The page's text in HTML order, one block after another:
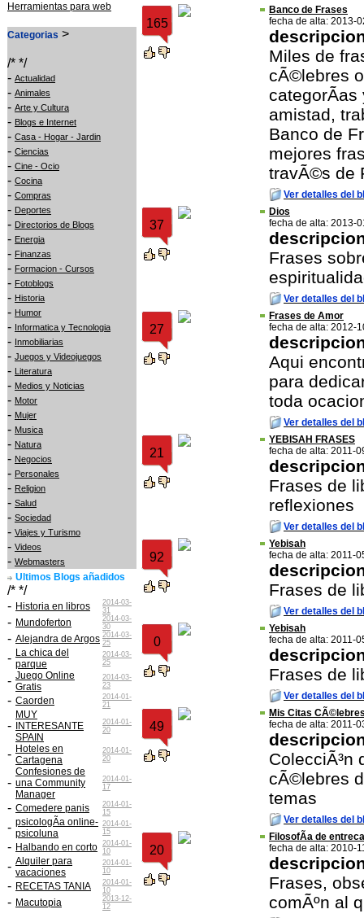
Herramientas para web
Categorias >
/* */
- Actualidad
- Animales
- Arte y Cultura
- Blogs e Internet
- Casa - Hogar - Jardin
- Ciencias
- Cine - Ocio
- Cocina
- Compras
- Deportes
- Directorios de Blogs
- Energia
- Finanzas
- Formacion - Cursos
- Fotoblogs
- Historia
- Humor
- Informatica y Tecnologia
- Inmobiliarias
- Juegos y Videojuegos
- Literatura
- Medios y Noticias
- Motor
- Mujer
- Musica
- Natura
- Negocios
- Personales
- Religion
- Salud
- Sociedad
- Viajes y Turismo
- Videos
- Webmasters
Ultimos Blogs añadidos
/* */
- Historia en libros
2014-03-
31
- Mundoferton
2014-03-
30
- Alejandra de Argos 2014-03-
25
- La chica del
parque
2014-03-
25
- Juego Online
Gratis
2014-03-
23
- Caorden
2014-01-
21
-
MUY
INTERESANTE
SPAIN
2014-01-
20
- Hoteles en
Cartagena
2014-01-
20
-
Confesiones de
una Community
Manager
2014-01-
17
- Comedere panis
2014-01-
15
- psicologÃ­a online-
psicoluna
2014-01-
15
- Halbando en corto 2014-01-
10
- Alquiler para
vacaciones
2014-01-
10
- RECETAS TANIA
2014-01-
10
- Macutopia
2013-12-
12
165
Banco de Frases
fecha de alta: 2013-
Miles de
cÃ©lebres
categorÃ­as
amistad,
Banco de
mejores
travÃ©s de
Ver detalles del
37
Dios
fecha de alta: 2013-
Frases
Ver detalles del
27
Frases de Amor
fecha de alta: 2012-
Aqui
para
toda
Ver detalles del
21
YEBISAH FRASES
fecha de alta: 2011-
Frases de
reflexiones
Ver detalles del
92
Yebisah
fecha de alta: 2011-
Frases de
Ver detalles del
0
Yebisah
fecha de alta: 2011-
Frases de
Ver detalles del
49
Mis Citas
fecha de alta: 2011-
ColecciÃ³n
cÃ©lebres
temas
Ver detalles del
20
FilosofÃ­a de
fecha de alta: 2010-
Frases,
comÃºn al